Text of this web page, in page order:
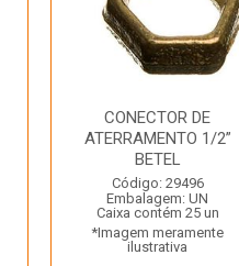
CONECTOR DE
ATERRAMENTO 1/2”
BETEL
Código: 29496
Embalagem: UN
Caixa contém 25 un
*Imagem meramente
ilustrativa